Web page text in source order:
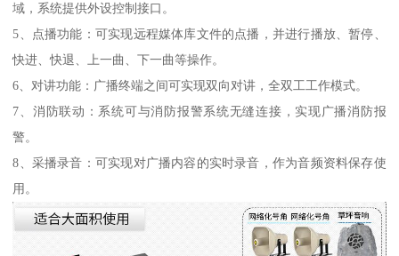
域，系统提供外设控制接口。
5、点播功能：可实现远程媒体库文件的点播，并进行播放、暂停、
快进、快退、上一曲、下一曲等操作。
6、对讲功能：广播终端之间可实现双向对讲，全双工工作模式。
7、消防联动：系统可与消防报警系统无缝连接，实现广播消防报
警。
8、采播录音：可实现对广播内容的实时录音，作为音频资料保存使
用。